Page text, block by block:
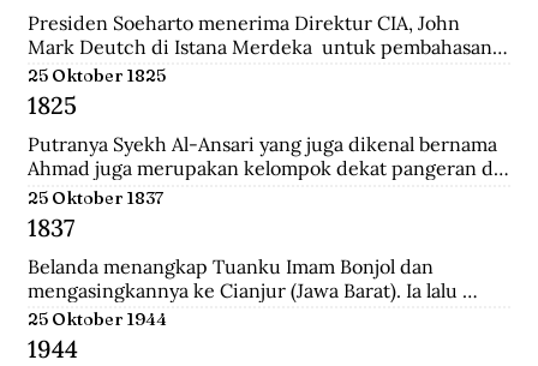
Presiden Soeharto menerima Direktur CIA, John
Mark Deutch di Istana Merdeka  untuk pembahasan
perkembangan Indonesia.
25 Oktober 1825
1825
Putranya Syekh Al-Ansari yang juga dikenal bernama
Ahmad juga merupakan kelompok dekat pangeran di
Tegalrejo sebelum Perang Jawa dan tewas
mempertahankan markas Diponegoro di Selarong.
25 Oktober 1837
1837
Belanda menangkap Tuanku Imam Bonjol dan
mengasingkannya ke Cianjur (Jawa Barat). Ia lalu
dipindahkan ke Ambon (Maluku), terus ke Manado
(Sulawesi Utara) sampai wafat.
25 Oktober 1944
1944